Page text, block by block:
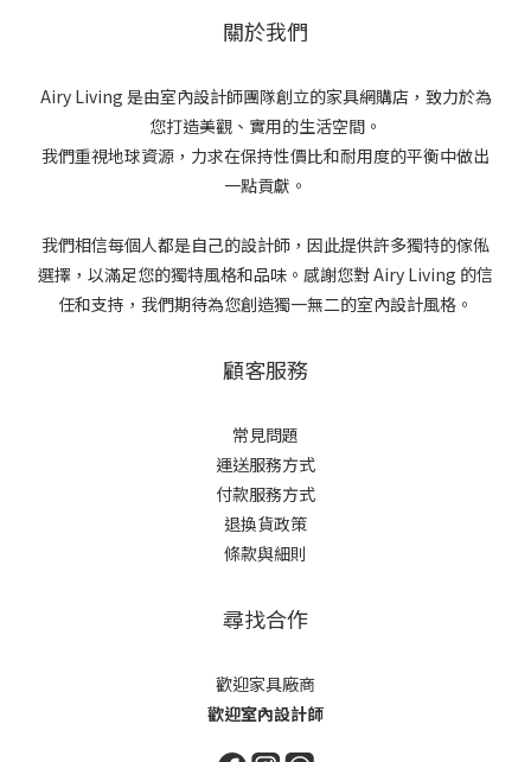
關於我們
Airy Living 是由室內設計師團隊創立的家具網購店，致力於為
您打造美觀、實用的生活空間。
我們重視地球資源，力求在保持性價比和耐用度的平衡中做出
一點貢獻。
我們相信每個人都是自己的設計師，因此提供許多獨特的傢俬
選擇，以滿足您的獨特風格和品味。感謝您對 Airy Living 的信
任和支持，我們期待為您創造獨一無二的室內設計風格。
顧客服務
常見問題
運送服務方式
付款服務方式
退換貨政策
條款與細則
尋找合作
歡迎家具廠商
歡迎室內設計師